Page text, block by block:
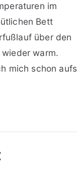
im
Bett
über den
warm.
mich schon aufs